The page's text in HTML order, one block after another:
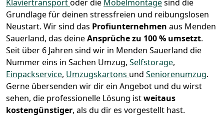
Klaviertransportoder die Möbelmontagesind die
Grundlage für deinen stressfreien und reibungslosen
Neustart. Wir sind das Profiunternehmen aus Menden
Sauerland, das deineAnsprüche zu 100 % umsetzt.
Seit über 6 Jahren sind wir in Menden Sauerland die
Nummer eins in Sachen Umzug, Selfstorage,
Einpackservice, Umzugskartons und Seniorenumzug.
Gerne übersenden wir dir ein Angebot und du wirst
sehen, die professionelle Lösung istweitaus
kostengünstiger, als du dir es vorgestellt hast.